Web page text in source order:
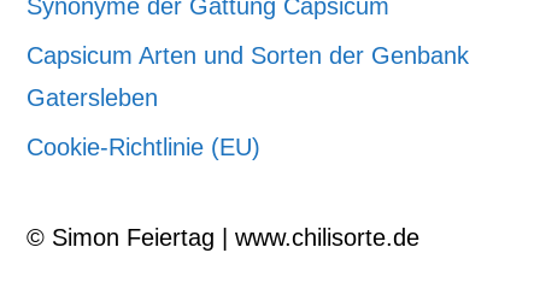
Synonyme der Gattung Capsicum
Capsicum Arten und Sorten der Genbank
Gatersleben
Cookie-Richtlinie (EU)
© Simon Feiertag | www.chilisorte.de